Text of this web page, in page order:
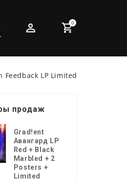
0
Feedback LP Limited
продаж
Grad!ent
Авангард LP
Red + Black
Marbled + 2
Posters +
Limited